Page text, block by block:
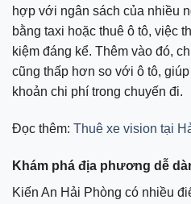
hợp với ngân sách của nhiều
bằng taxi hoặc thuê ô tô, việc
kiệm đáng kể. Thêm vào đó,
cũng thấp hơn so với ô tô,
khoản chi phí trong chuyến đi.
Đọc thêm: Thuê xe vision tại
Khám phá địa phương dễ
Kiến An Hải Phòng có nhiều